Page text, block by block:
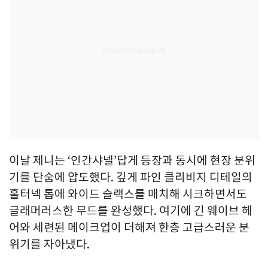
이날 제니는 ‘인간샤넬’답게 등장과 동시에 현장 분위
기를 단숨에 압도했다. 깊게 파인 클리비지 디테일의
홀터넥 톱에 와이드 슬랙스를 매치해 시크하면서도
글래머러스한 무드를 완성했다. 여기에 긴 웨이브 헤
어와 세련된 메이크업이 더해져 한층 고급스러운 분
위기를 자아냈다.